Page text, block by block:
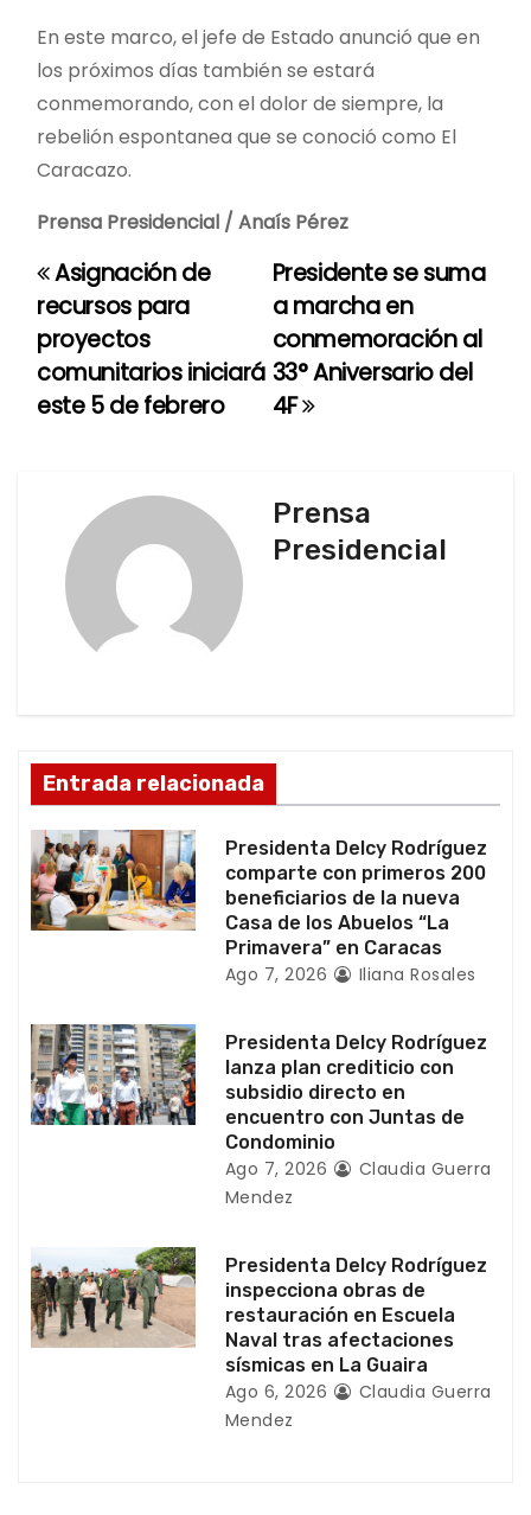
En este marco, el jefe de Estado anunció que en
los próximos días también se estará
conmemorando, con el dolor de siempre, la
rebelión espontanea que se conoció como El
Caracazo.
Prensa Presidencial / Anaís Pérez
N
a
v
d
e
e
n
r
a
d
Presidente se suma
a marcha en
conmemoración al
33° Aniversario del
4F
Asignación de
recursos para
proyectos
comunitarios iniciará
este 5 de febrero
Prensa
Presidencial
Entrada relacionada
Presidenta Delcy Rodríguez
comparte con primeros 200
beneficiarios de la nueva
Casa de los Abuelos “La
Primavera” en Caracas
Ago 7, 2026 Iliana Rosales
Presidenta Delcy Rodríguez
lanza plan crediticio con
subsidio directo en
encuentro con Juntas de
Condominio
Ago 7, 2026
Claudia Guerra
Mendez
Presidenta Delcy Rodríguez
inspecciona obras de
restauración en Escuela
Naval tras afectaciones
sísmicas en La Guaira
Ago 6, 2026
Claudia Guerra
Mendez